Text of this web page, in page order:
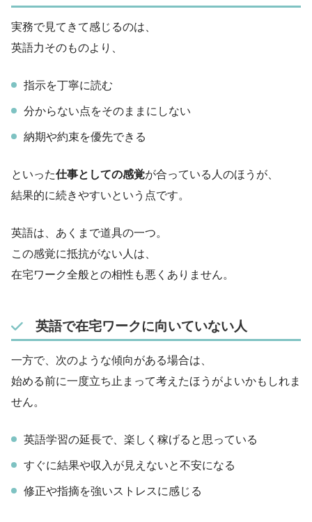
実務で見てきて感じるのは、
英語力そのものより、
指示を丁寧に読む
分からない点をそのままにしない
納期や約束を優先できる
といった仕事としての感覚が合っている人のほうが、
結果的に続きやすいという点です。
英語は、あくまで道具の一つ。
この感覚に抵抗がない人は、
在宅ワーク全般との相性も悪くありません。
英語で在宅ワークに向いていない人
一方で、次のような傾向がある場合は、
始める前に一度立ち止まって考えたほうがよいかもしれま
せん。
英語学習の延長で、楽しく稼げると思っている
すぐに結果や収入が見えないと不安になる
修正や指摘を強いストレスに感じる